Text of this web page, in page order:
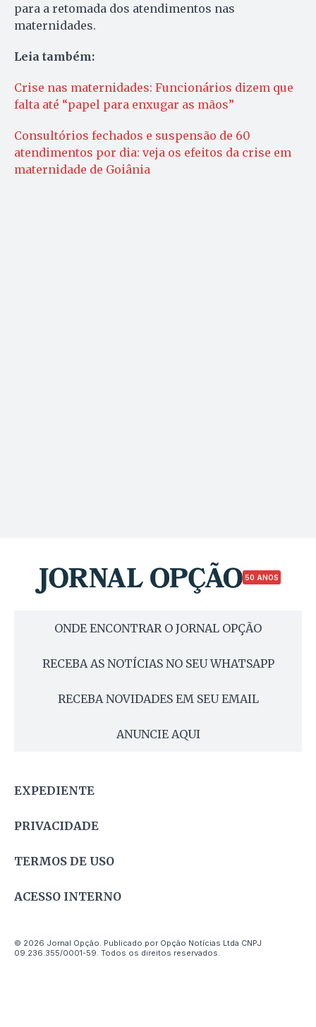
para a retomada dos atendimentos nas
maternidades.
Leia também:
Crise nas maternidades: Funcionários dizem que
falta até “papel para enxugar as mãos”
Consultórios fechados e suspensão de 60
atendimentos por dia: veja os efeitos da crise em
maternidade de Goiânia
50 ANOS
ONDE ENCONTRAR O JORNAL OPÇÃO
RECEBA AS NOTÍCIAS NO SEU WHATSAPP
RECEBA NOVIDADES EM SEU EMAIL
ANUNCIE AQUI
EXPEDIENTE
PRIVACIDADE
TERMOS DE USO
ACESSO INTERNO
© 2026 Jornal Opção. Publicado por Opção Notícias Ltda CNPJ
09.236.355/0001-59. Todos os direitos reservados.